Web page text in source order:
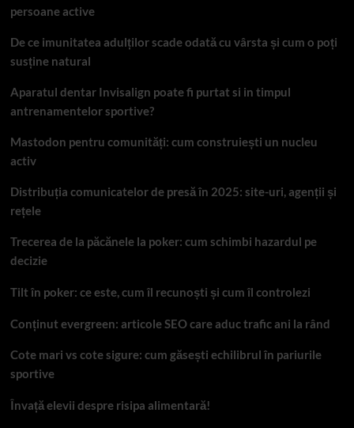
persoane active
De ce imunitatea adulților scade odată cu vârsta și cum o poți
susține natural
Aparatul dentar Invisalign poate fi purtat si in timpul
antrenamentelor sportive?
Mastodon pentru comunități: cum construiești un nucleu
activ
Distribuția comunicatelor de presă în 2025: site-uri, agenții și
rețele
Trecerea de la păcănele la poker: cum schimbi hazardul pe
decizie
Tilt în poker: ce este, cum îl recunoști și cum îl controlezi
Conținut evergreen: articole SEO care aduc trafic ani la rând
Cote mari vs cote sigure: cum găsești echilibrul în pariurile
sportive
Învață elevii despre risipa alimentară!